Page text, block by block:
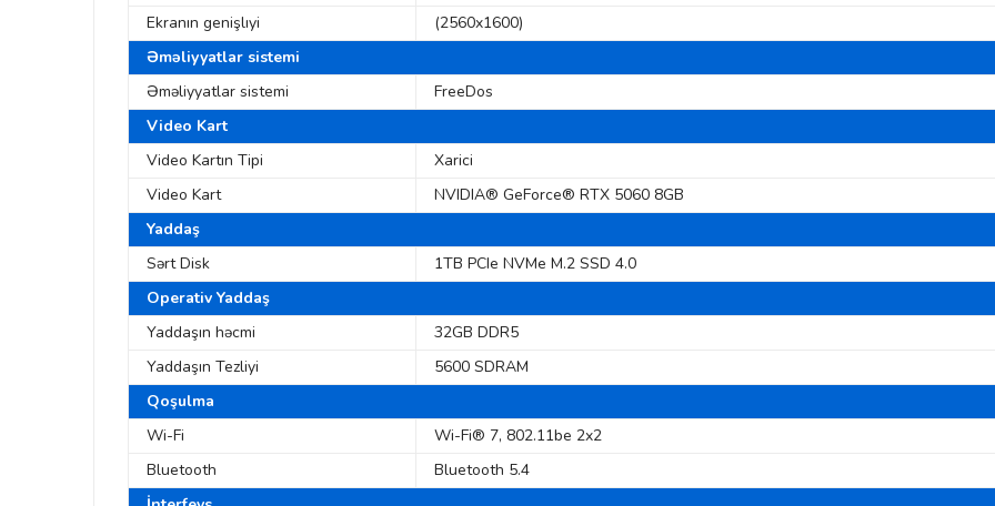
Ekranın genişlıyi
(2560x1600)
Əməliyyatlar sistemi
Əməliyyatlar sistemi
FreeDos
Video Kart
Video Kartın Tipi
Xarici
Video Kart
NVIDIA® GeForce® RTX 5060 8GB
Yaddaş
Sərt Disk
1TB PCIe NVMe M.2 SSD 4.0
Operativ Yaddaş
Yaddaşın həcmi
32GB DDR5
Yaddaşın Tezliyi
5600 SDRAM
Qoşulma
Wi-Fi
Wi-Fi® 7, 802.11be 2x2
Bluetooth
Bluetooth 5.4